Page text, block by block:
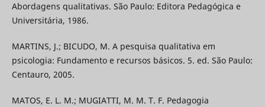
Abordagens qualitativas. São Paulo: Editora Pedagógica e
Universitária, 1986.
MARTINS, J.; BICUDO, M. A pesquisa qualitativa em
psicologia: Fundamento e recursos básicos. 5. ed. São Paulo:
Centauro, 2005.
MATOS, E. L. M.; MUGIATTI, M. M. T. F. Pedagogia